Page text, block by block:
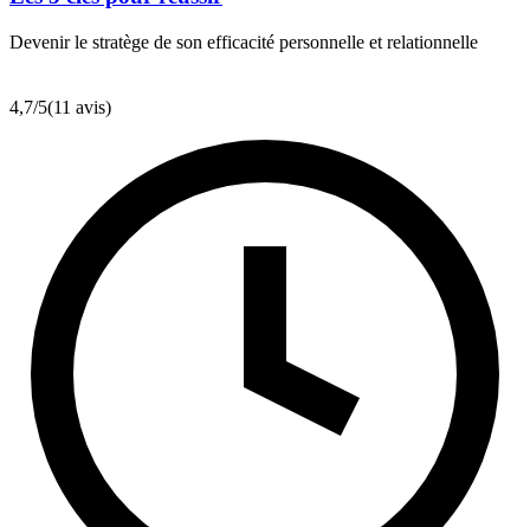
Devenir le stratège de son efficacité personnelle et relationnelle
4,7/5(11 avis)